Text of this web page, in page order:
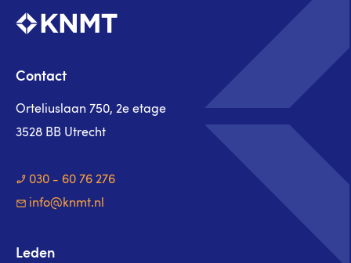
Contact
Orteliuslaan 750, 2e etage
3528 BB Utrecht
030 - 60 76 276
info@knmt.nl
Leden